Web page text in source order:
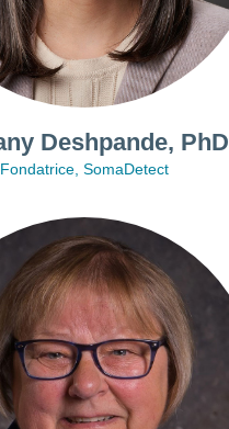
Deshpande, PhD
Fondatrice, SomaDetect